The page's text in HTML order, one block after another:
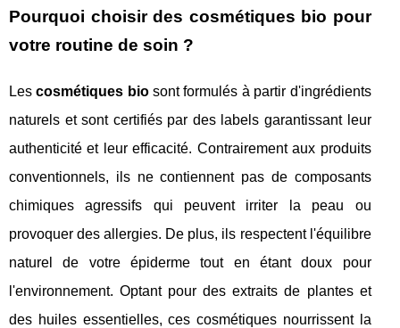
Pourquoi choisir des cosmétiques bio pour
votre routine de soin ?
Lescosmétiques biosont formulés à partir d'ingrédients
naturels et sont certifiés par des labels garantissant leur
authenticité et leur efficacité. Contrairement aux produits
conventionnels, ils ne contiennent pas de composants
chimiques agressifs qui peuvent irriter la peau ou
provoquer des allergies. De plus, ils respectent l'équilibre
naturel de votre épiderme tout en étant doux pour
l'environnement. Optant pour des extraits de plantes et
des huiles essentielles, ces cosmétiques nourrissent la